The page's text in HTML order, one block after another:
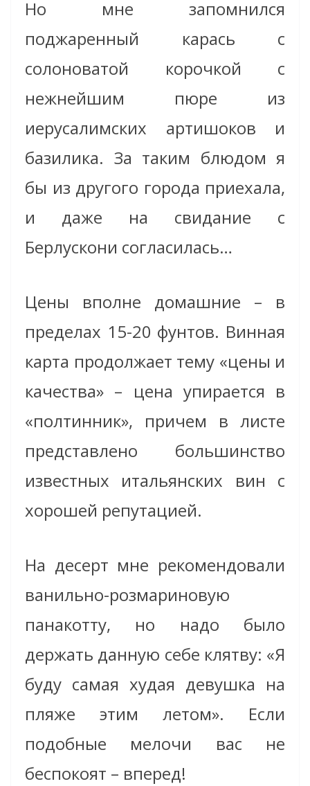
Но мне запомнился
поджаренный карась с
солоноватой корочкой с
нежнейшим пюре из
иерусалимских артишоков и
базилика. За таким блюдом я
бы из другого города приехала,
и даже на свидание с
Берлускони согласилась…
Цены вполне домашние – в
пределах 15-20 фунтов. Винная
карта продолжает тему «цены и
качества» – цена упирается в
«полтинник», причем в листе
представлено большинство
известных итальянских вин с
хорошей репутацией.
На десерт мне рекомендовали
ванильно-розмариновую
панакотту, но надо было
держать данную себе клятву: «Я
буду самая худая девушка на
пляже этим летом». Если
подобные мелочи вас не
беспокоят – вперед!